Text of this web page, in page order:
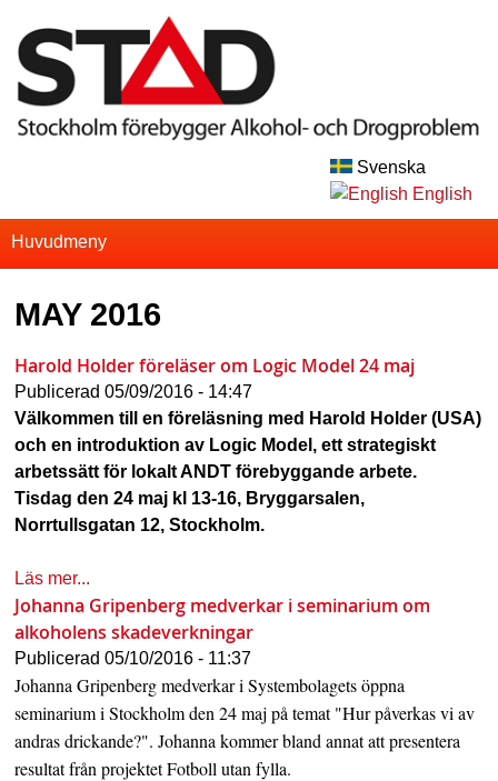
Skip
to
main
content
T
Svenska
English
S
u
n
a
b
a
Huvudmeny
MAY 2016
Harold Holder föreläser om Logic Model 24 maj
Publicerad05/09/2016 - 14:47
Välkommen till en föreläsning med Harold Holder (USA)
och en introduktion av Logic Model, ett strategiskt
arbetssätt för lokalt ANDT förebyggande arbete. ​
Tisdag den 24 maj kl 13-16, Bryggarsalen,
Norrtullsgatan 12, Stockholm.
Läs mer...
Johanna Gripenberg medverkar i seminarium om
alkoholens skadeverkningar
Publicerad05/10/2016 - 11:37
Johanna Gripenberg medverkar i Systembolagets öppna
seminarium i Stockholm den 24 maj på temat "Hur påverkas vi av
andras drickande?". Johanna kommer bland annat att presentera
resultat från projektet Fotboll utan fylla.